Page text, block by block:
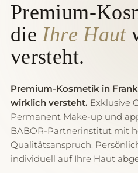
Premium-
dieIhre Haut
versteht.
Premium-Kosmetik in
wirklich versteht. Exklusive
Permanent Make-up und
BABOR-Partnerinstitut mit
Qualitätsanspruch.
individuell auf Ihre Haut